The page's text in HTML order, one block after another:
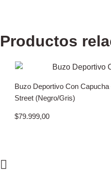
Productos
Buzo Deportivo Con
Street (Negro/Gris)
$79.999,00